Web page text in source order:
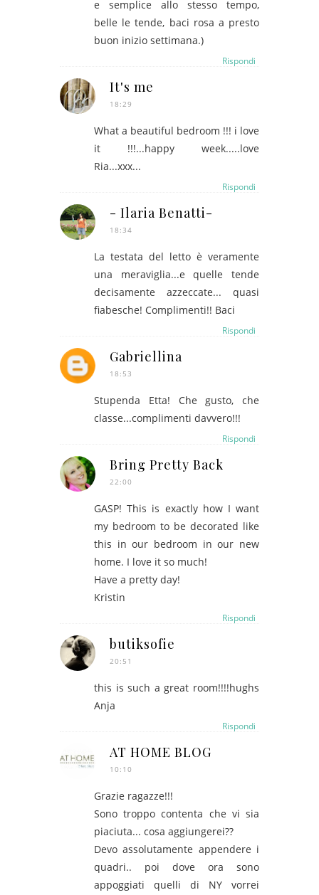
e semplice allo stesso tempo,
belle le tende, baci rosa a presto
buon inizio settimana.)
Rispondi
It's me
18:29
What a beautiful bedroom !!! i love
it !!!...happy week.....love
Ria...xxx...
Rispondi
- Ilaria Benatti-
18:34
La testata del letto è veramente
una meraviglia...e quelle tende
decisamente azzeccate... quasi
fiabesche! Complimenti!! Baci
Rispondi
Gabriellina
18:53
Stupenda Etta! Che gusto, che
classe...complimenti davvero!!!
Rispondi
Bring Pretty Back
22:00
GASP! This is exactly how I want
my bedroom to be decorated like
this in our bedroom in our new
home. I love it so much!
Have a pretty day!
Kristin
Rispondi
butiksofie
20:51
this is such a great room!!!!hughs
Anja
Rispondi
AT HOME BLOG
10:10
Grazie ragazze!!!
Sono troppo contenta che vi sia
piaciuta... cosa aggiungerei??
Devo assolutamente appendere i
quadri.. poi dove ora sono
appoggiati quelli di NY vorrei